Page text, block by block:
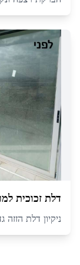
דלת זכוכית
ניקיון דלת